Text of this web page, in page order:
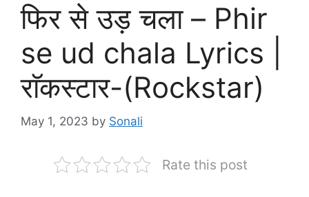
फिर से उड़ चला – Phir
se ud chala Lyrics |
राॅकस्टार-(Rockstar)
May 1, 2023 by Sonali
Rate this post